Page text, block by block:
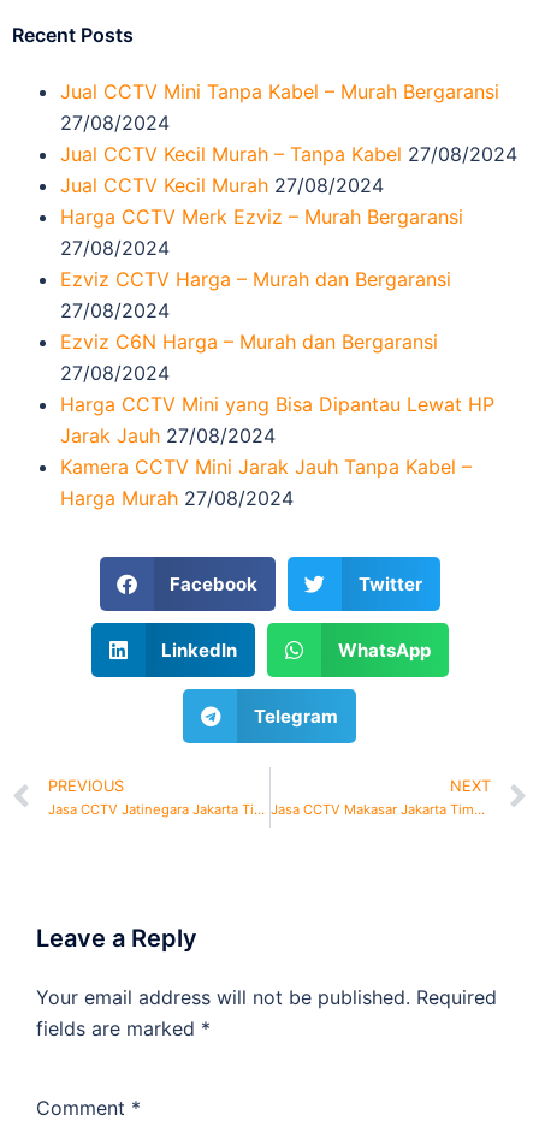
Recent Posts
Jual CCTV Mini Tanpa Kabel – Murah Bergaransi
27/08/2024
Jual CCTV Kecil Murah – Tanpa Kabel 27/08/2024
Jual CCTV Kecil Murah 27/08/2024
Harga CCTV Merk Ezviz – Murah Bergaransi
27/08/2024
Ezviz CCTV Harga – Murah dan Bergaransi
27/08/2024
Ezviz C6N Harga – Murah dan Bergaransi
27/08/2024
Harga CCTV Mini yang Bisa Dipantau Lewat HP
Jarak Jauh 27/08/2024
Kamera CCTV Mini Jarak Jauh Tanpa Kabel –
Harga Murah 27/08/2024
Facebook Twitter
LinkedIn WhatsApp
Telegram
PREVIOUS
Jasa CCTV Jatinegara Jakarta Timur: Teknisi Profesional
NEXT
Jasa CCTV Makasar Jakarta Timur: Teknisi Profesional
Leave a Reply
Your email address will not be published. Required
fields are marked *
Comment *